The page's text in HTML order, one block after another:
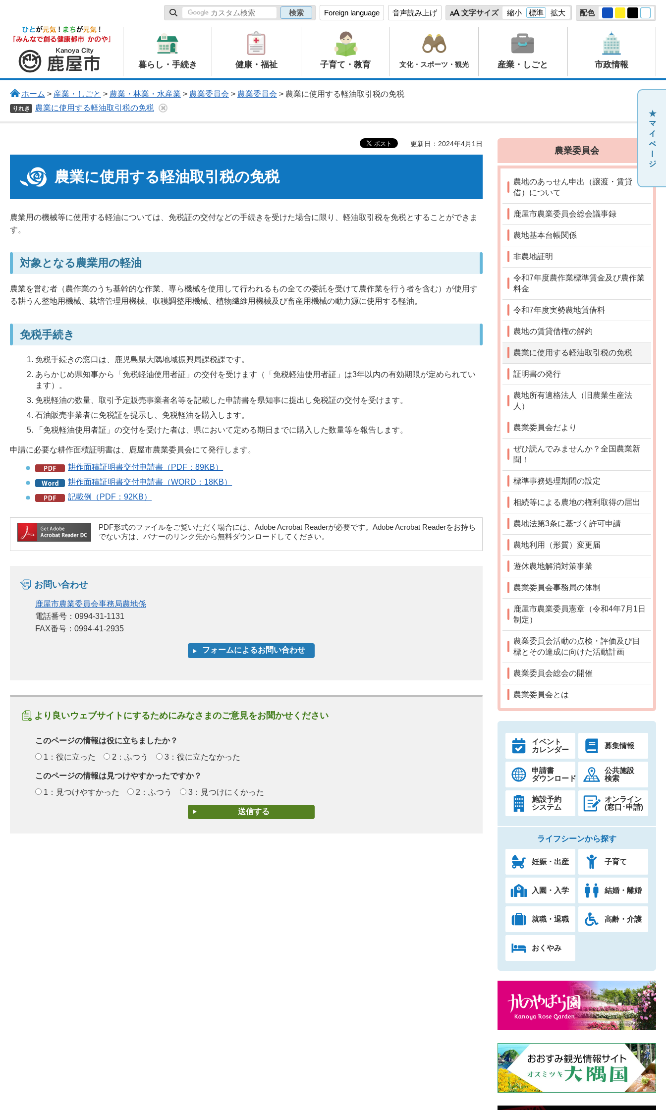
Foreign language 音声読み上げ 文字サイズ 縮小 標準 拡大 配色
鹿屋市
暮らし・手続き 健康・福祉 子育て・教育 文化・スポーツ・観光 産業・しごと 市政情報
ホーム > 産業・しごと > 農業・林業・水産業 > 農業委員会 > 農業委員会 > 農業に使用する軽油取引税の免税
りれき 農業に使用する軽油取引税の免税
更新日：2024年4月1日
農業に使用する軽油取引税の免税
農業用の機械等に使用する軽油については、免税証の交付などの手続きを受けた場合に限り、軽油取引税を免税とすることができま
す。
対象となる農業用の軽油
農業を営む者（農作業のうち基幹的な作業、専ら機械を使用して行われるもの全ての委託を受けて農作業を行う者を含む）が使用す
る耕うん整地用機械、栽培管理用機械、収穫調整用機械、植物繊維用機械及び畜産用機械の動力源に使用する軽油。
免税手続き
免税手続きの窓口は、鹿児島県大隅地域振興局課税課です。
あらかじめ県知事から「免税軽油使用者証」の交付を受けます（「免税軽油使用者証」は3年以内の有効期限が定められてい
ます）。
免税軽油の数量、取引予定販売事業者名等を記載した申請書を県知事に提出し免税証の交付を受けます。
石油販売事業者に免税証を提示し、免税軽油を購入します。
「免税軽油使用者証」の交付を受けた者は、県において定める期日までに購入した数量等を報告します。
申請に必要な耕作面積証明書は、鹿屋市農業委員会にて発行します。
耕作面積証明書交付申請書（PDF：89KB）
耕作面積証明書交付申請書（WORD：18KB）
記載例（PDF：92KB）
PDF形式のファイルをご覧いただく場合には、Adobe Acrobat Readerが必要です。Adobe Acrobat Readerをお持ち
でない方は、バナーのリンク先から無料ダウンロードしてください。
お問い合わせ
鹿屋市農業委員会事務局農地係
電話番号：0994-31-1131
FAX番号：0994-41-2935
より良いウェブサイトにするためにみなさまのご意見をお聞かせください
このページの情報は役に立ちましたか？
1：役に立った
2：ふつう 3：役に立たなかった
このページの情報は見つけやすかったですか？
1：見つけやすかった
2：ふつう 3：見つけにくかった
農業委員会
農地のあっせん申出（譲渡・賃貸
借）について
鹿屋市農業委員会総会議事録
農地基本台帳関係
非農地証明
令和7年度農作業標準賃金及び農作業
料金
令和7年度実勢農地賃借料
農地の賃貸借権の解約
農業に使用する軽油取引税の免税
証明書の発行
農地所有適格法人（旧農業生産法
人）
農業委員会だより
ぜひ読んでみませんか？全国農業新
聞！
標準事務処理期間の設定
相続等による農地の権利取得の届出
農地法第3条に基づく許可申請
農地利用（形質）変更届
遊休農地解消対策事業
農業委員会事務局の体制
鹿屋市農業委員憲章（令和4年7月1日
制定）
農業委員会活動の点検・評価及び目
標とその達成に向けた活動計画
農業委員会総会の開催
農業委員会とは
イベント
カレンダー
募集情報
申請書
ダウンロード
公共施設
検索
施設予約
システム
オンライン
(窓口･申請)
ライフシーンから探す
妊娠・出産 子育て
入園・入学 結婚・離婚
就職・退職 高齢・介護
おくやみ